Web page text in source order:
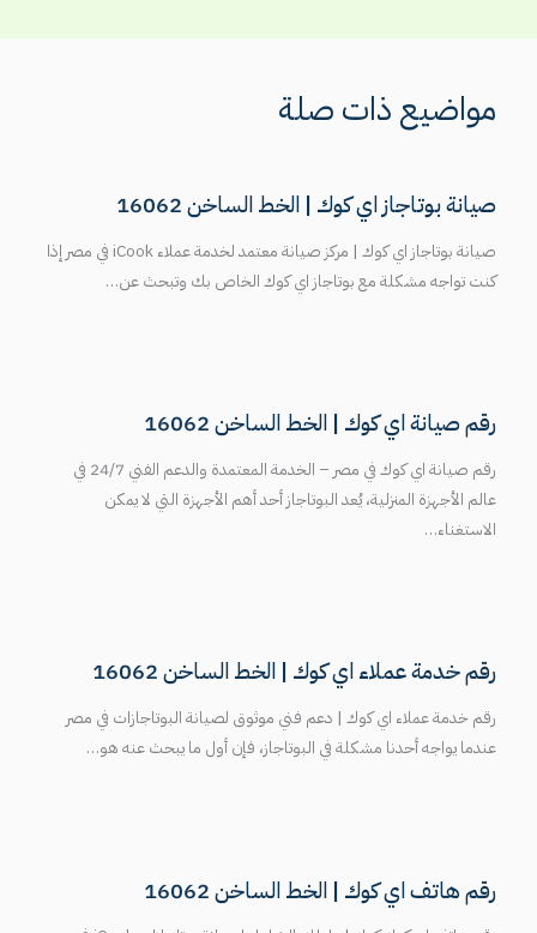
مواضيع ذات صلة
صيانة بوتاجاز اي كوك | الخط الساخن 16062
صيانة بوتاجاز اي كوك | مركز صيانة معتمد لخدمة عملاء iCook في مصر إذا
كنت تواجه مشكلة مع بوتاجاز اي كوك الخاص بك وتبحث عن…
رقم صيانة اي كوك | الخط الساخن 16062
رقم صيانة اي كوك في مصر – الخدمة المعتمدة والدعم الفني 24/7 في
عالم الأجهزة المنزلية، يُعد البوتاجاز أحد أهم الأجهزة التي لا يمكن
الاستغناء…
رقم خدمة عملاء اي كوك | الخط الساخن 16062
رقم خدمة عملاء اي كوك | دعم فني موثوق لصيانة البوتاجازات في مصر
عندما يواجه أحدنا مشكلة في البوتاجاز، فإن أول ما يبحث عنه هو…
رقم هاتف اي كوك | الخط الساخن 16062